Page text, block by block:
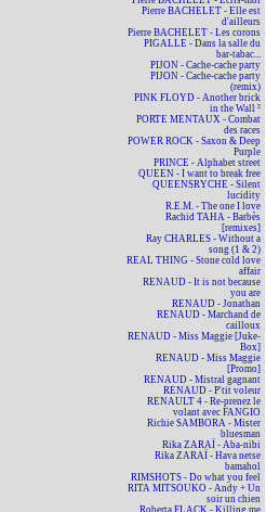
Pierre BACHELET - Elle est
d'ailleurs
Pierre BACHELET - Les corons
PIGALLE - Dans la salle du
bar-tabac...
PIJON - Cache-cache party
PIJON - Cache-cache party
(remix)
PINK FLOYD - Another brick
in the Wall ²
PORTE MENTAUX - Combat
des races
POWER ROCK - Saxon & Deep
Purple
PRINCE - Alphabet street
QUEEN - I want to break free
QUEENSRYCHE - Silent
lucidity
R.E.M. - The one I love
Rachid TAHA - Barbès
[remixes]
Ray CHARLES - Without a
song (1 & 2)
REAL THING - Stone cold love
affair
RENAUD - It is not because
you are
RENAUD - Jonathan
RENAUD - Marchand de
cailloux
RENAUD - Miss Maggie [Juke-
Box]
RENAUD - Miss Maggie
[Promo]
RENAUD - Mistral gagnant
RENAUD - P'tit voleur
RENAULT 4 - Re-prenez le
volant avec FANGIO
Richie SAMBORA - Mister
bluesman
Rika ZARAÏ - Aba-nibi
Rika ZARAÏ - Hava netse
bamahol
RIMSHOTS - Do what you feel
RITA MITSOUKO - Andy + Un
soir un chien
Roberta FLACK - Killing me